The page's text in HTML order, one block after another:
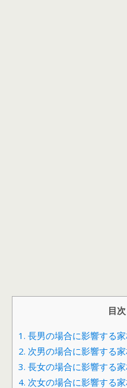
目次
1. 長男の場合に影響する
2. 次男の場合に影響する
3. 長女の場合に影響する
4. 次女の場合に影響する